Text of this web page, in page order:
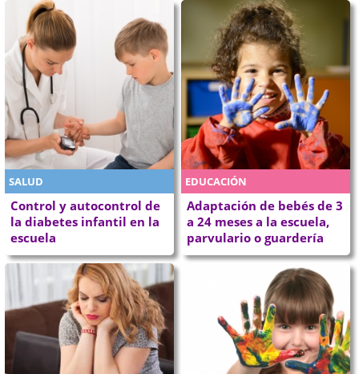
SALUD
Control y autocontrol de
la diabetes infantil en la
escuela
EDUCACIÓN
Adaptación de bebés de 3
a 24 meses a la escuela,
parvulario o guardería